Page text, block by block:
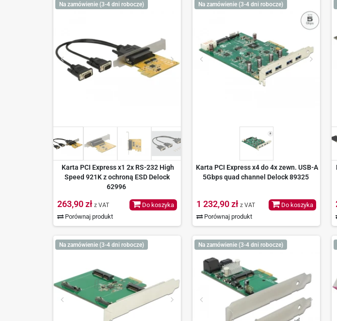
Na zamówienie (3-4 dni robocze)
Karta PCI Express x1 2x RS-232 High
Speed 921K z ochroną ESD Delock
62996
263,90 zł z VAT
Porównaj produkt
Do koszyka
Na zamówienie (3-4 dni robocze)
Karta PCI Express x4 do 4x zewn. USB-A
5Gbps quad channel Delock 89325
1 232,90 zł z VAT
Porównaj produkt
Do koszyka
Na zamówienie (3-4 dni robocze) Na zamówienie (3-4 dni robocze)